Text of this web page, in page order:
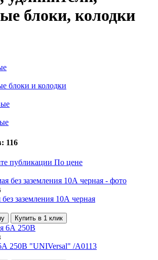
блоки, колодки
блоки и колодки
116
публикации По цене
заземления 10А черная
Купить в 1 клик
250В "UNIVersal" /A0113